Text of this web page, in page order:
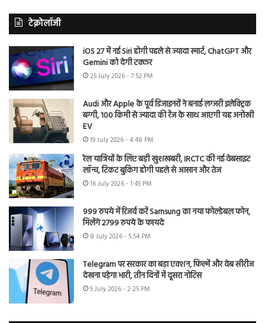
टेक्नोलॉजी
iOS 27 में नई Siri होगी पहले से ज्यादा स्मार्ट, ChatGPT और
Gemini को देगी टक्कर
25 July 2026 - 7:52 PM
Audi और Apple के पूर्व डिजाइनरों ने बनाई लग्जरी इलेक्ट्रिक
बग्गी, 100 किमी से ज्यादा की रेंज के साथ आएगी यह अनोखी
EV
19 July 2026 - 4:48 PM
रेल यात्रियों के लिए बड़ी खुशखबरी, IRCTC की नई वेबसाइट
लॉन्च, टिकट बुकिंग होगी पहले से आसान और तेज
16 July 2026 - 1:45 PM
999 रुपये में रिजर्व करें Samsung का नया फोल्डेबल फोन,
मिलेंगे 2799 रुपये के फायदे
8 July 2026 - 5:54 PM
Telegram पर सरकार का बड़ा एक्शन, फिल्में और वेब सीरीज
देखना पड़ेगा भारी, तीन दिनों में दूसरा नोटिस
5 July 2026 - 2:25 PM